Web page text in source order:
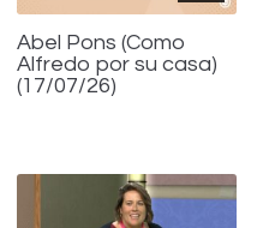
Abel Pons (Como
Alfredo por su casa)
(17/07/26)